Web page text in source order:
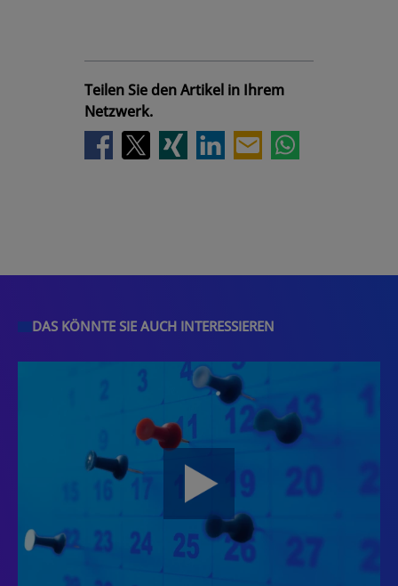
Teilen Sie den Artikel in Ihrem
Netzwerk.
DAS KÖNNTE SIE AUCH INTERESSIEREN